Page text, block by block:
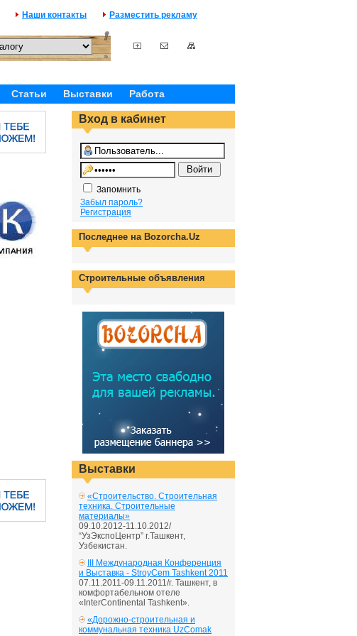
Наши контакты Разместить рекламу
Статьи Выставки Работа
Вход в кабинет
Запомнить
Забыл пароль?
Регистрация
Последнее на Bozorcha.Uz
Строительные объявления
Выставки
«Строительство. Строительная
техника. Строительные
материалы»
09.10.2012-11.10.2012/
“УзЭкспоЦентр” г.Ташкент,
Узбекистан.
III Международная Конференция
и Выставка - StroyCem Tashkent 2011
07.11.2011-09.11.2011/г. Ташкент, в
комфортабельном отеле
«InterContinental Tashkent».
«Дорожно-строительная и
коммунальная техника UzComak